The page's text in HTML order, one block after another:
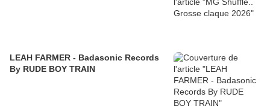
LEAH FARMER - Badasonic Records
By RUDE BOY TRAIN